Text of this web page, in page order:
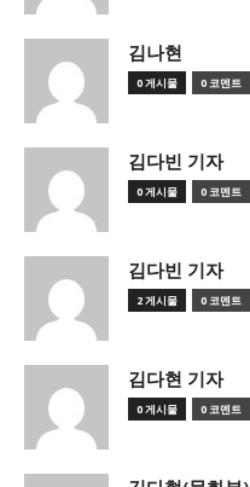
김나현
0 게시물 0 코멘트
김다빈 기자
0 게시물 0 코멘트
김다빈 기자
2 게시물 0 코멘트
김다현 기자
0 게시물 0 코멘트